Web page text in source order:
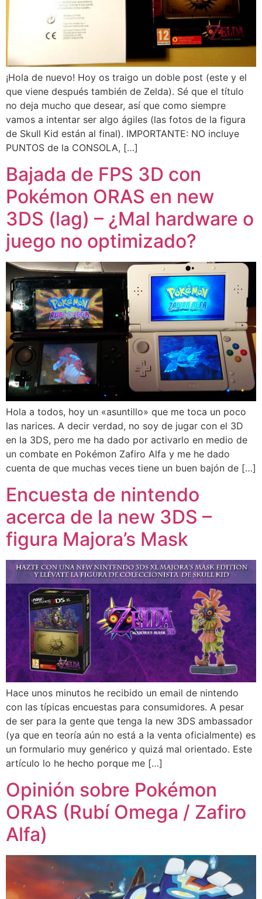
¡Hola de nuevo! Hoy os traigo un doble post (este y el
que viene después también de Zelda). Sé que el título
no deja mucho que desear, así que como siempre
vamos a intentar ser algo ágiles (las fotos de la figura
de Skull Kid están al final). IMPORTANTE: NO incluye
PUNTOS de la CONSOLA, […]
Bajada de FPS 3D con
Pokémon ORAS en new
3DS (lag) – ¿Mal hardware o
juego no optimizado?
Hola a todos, hoy un «asuntillo» que me toca un poco
las narices. A decir verdad, no soy de jugar con el 3D
en la 3DS, pero me ha dado por activarlo en medio de
un combate en Pokémon Zafiro Alfa y me he dado
cuenta de que muchas veces tiene un buen bajón de […]
Encuesta de nintendo
acerca de la new 3DS –
figura Majora’s Mask
Hace unos minutos he recibido un email de nintendo
con las típicas encuestas para consumidores. A pesar
de ser para la gente que tenga la new 3DS ambassador
(ya que en teoría aún no está a la venta oficialmente) es
un formulario muy genérico y quizá mal orientado. Este
artículo lo he hecho porque me […]
Opinión sobre Pokémon
ORAS (Rubí Omega / Zafiro
Alfa)